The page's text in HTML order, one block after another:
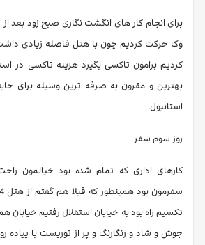
برای انجام کار های انگشت نگاری صبح زود
وک حرکت کردیم چون با هتل فاصله زیادی
کردیم برامون تاکسی بگیرد هزینه تاکسی در
بهترین و مقرون به صرفه ترین وسیله برای
استانبول.
روز سوم سفر
کارهای اداری که تمام شده بود خیالمون
تکسیم راه بود به خیابان استقلال رفتیم
جوش و شاد و رنگارنگ و پر از توریست با پیاده